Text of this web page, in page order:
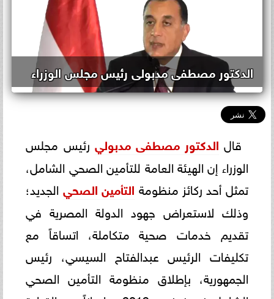
الدكتور مصطفى مدبولى رئيس مجلس الوزراء
قال الدكتور مصطفى مدبولي رئيس مجلس
الوزراء إن الهيئة العامة للتأمين الصحي الشامل،
تمثل أحد ركائز منظومة التأمين الصحي الجديد؛
وذلك لاستعراض جهود الدولة المصرية في
تقديم خدمات صحية متكاملة، اتساقاً مع
تكليفات الرئيس عبدالفتاح السيسي، رئيس
الجمهورية، بإطلاق منظومة التأمين الصحي